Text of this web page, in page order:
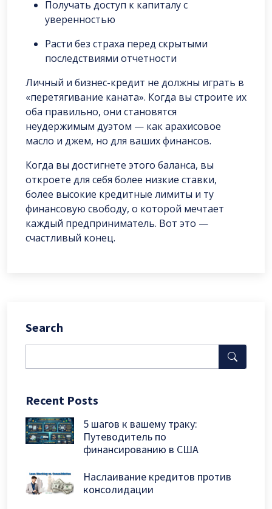
Получать доступ к капиталу с
уверенностью
Расти без страха перед скрытыми
последствиями отчетности
Личный и бизнес-кредит не должны играть в
«перетягивание каната». Когда вы строите их
оба правильно, они становятся
неудержимым дуэтом — как арахисовое
масло и джем, но для ваших финансов.
Когда вы достигнете этого баланса, вы
откроете для себя более низкие ставки,
более высокие кредитные лимиты и ту
финансовую свободу, о которой мечтает
каждый предприниматель. Вот это —
счастливый конец.
Search
Recent Posts
5 шагов к вашему траку:
Путеводитель по
финансированию в США
Наслаивание кредитов против
консолидации